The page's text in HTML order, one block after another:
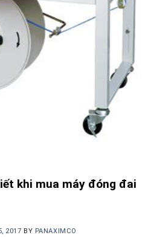
khi mua máy đóng đai
2017 BY PANAXIMCO